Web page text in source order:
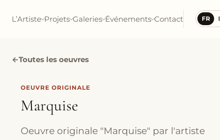
L’Artiste Projets Galeries Événements Contact FR
←Toutes les oeuvres
OEUVRE ORIGINALE
Marquise
Oeuvre originale "Marquise" par l'artiste